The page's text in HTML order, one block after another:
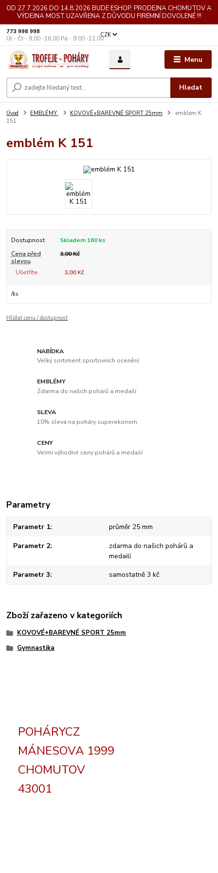
OD 27.7.2026 DO 14.8.2026 BUDE ESHOP, PRODEJNA CHOMUTOV A
VÝDEJNA MOST UZAVŘENA Z DŮVODU FIREMNÍ DOVOLENÉ !!!
Menu
CZK
Hledat
773 998 998
Út - Čt - 9,00 -16,00 Pá - 9,00 -12,00
Úvod EMBLÉMY KOVOVÉ+BAREVNÉ SPORT 25mm
emblém K
151
emblém K 151
Dostupnost
Skladem 160 ks
Cena před
slevou
3,00 Kč
Ušetříte 3,00 Kč
/ks
Hlídat cenu / dostupnost
NABÍDKA
Velký sortiment sportovních ocenění
EMBLÉMY
Zdarma do našich pohárů a medailí
SLEVA
10% sleva na poháry superekonom
CENY
Velmi výhodné ceny pohárů a medailí
Parametry
Parametr 1 průměr 25 mm
Parametr 2
zdarma do našich pohárů a
medailí
Parametr 3 samostatně 3 kč
Zboží zařazeno v kategoriích
KOVOVÉ+BAREVNÉ SPORT 25mm
Gymnastika
POHÁRYCZ
MÁNESOVA 1999
CHOMUTOV
43001